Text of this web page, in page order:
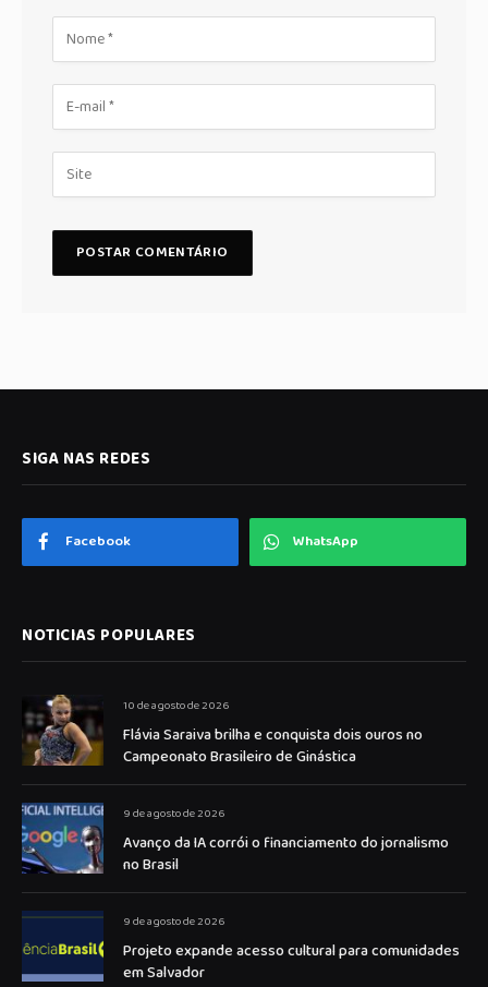
SIGA NAS REDES
Facebook WhatsApp
NOTICIAS POPULARES
10 de agosto de 2026
Flávia Saraiva brilha e conquista dois ouros no
Campeonato Brasileiro de Ginástica
9 de agosto de 2026
Avanço da IA corrói o financiamento do jornalismo
no Brasil
9 de agosto de 2026
Projeto expande acesso cultural para comunidades
em Salvador